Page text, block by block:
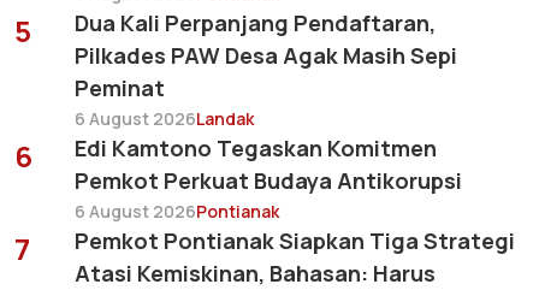
5
Dua Kali Perpanjang Pendaftaran,
Pilkades PAW Desa Agak Masih Sepi
Peminat
6 August 2026Landak
6
Edi Kamtono Tegaskan Komitmen
Pemkot Perkuat Budaya Antikorupsi
6 August 2026Pontianak
7
Pemkot Pontianak Siapkan Tiga Strategi
Atasi Kemiskinan, Bahasan: Harus